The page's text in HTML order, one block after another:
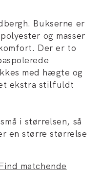
Bukserne er
og masser
Der er to
med hægte og
ekstra stilfuldt
i størrelsen, så
en større størrelse
matchende